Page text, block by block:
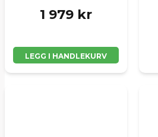
1 979 kr
LEGG I HANDLEKURV